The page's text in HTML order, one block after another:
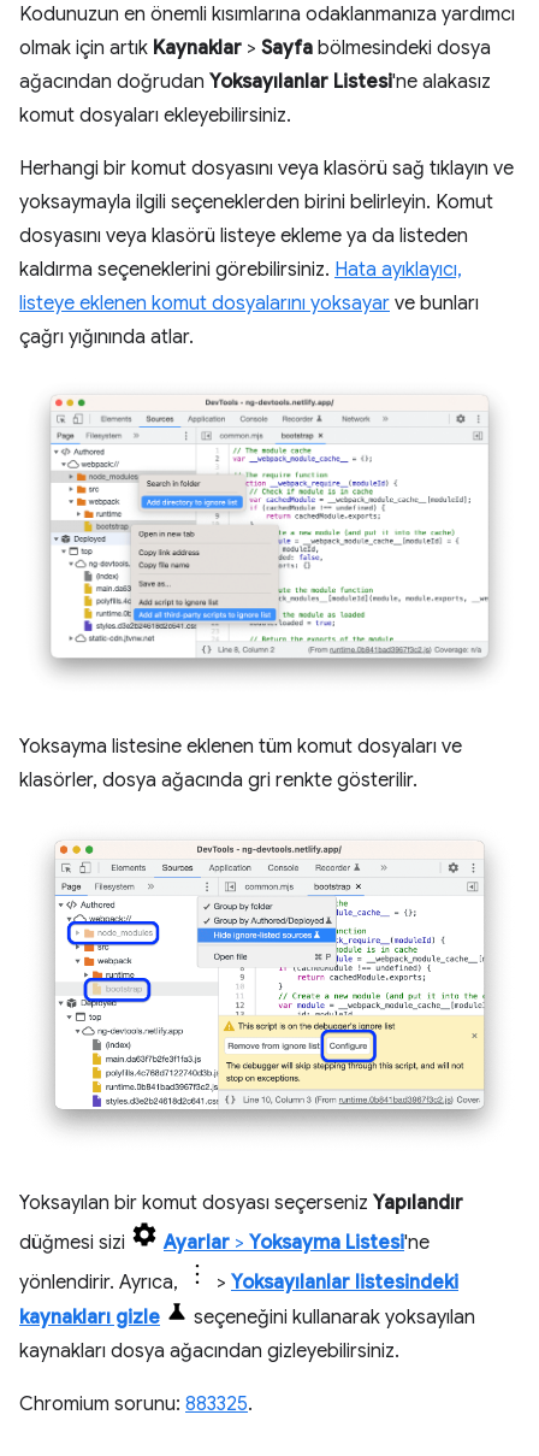
Kodunuzun en önemli kısımlarına odaklanmanıza yardımcı
olmak için artık Kaynaklar > Sayfa bölmesindeki dosya
ağacından doğrudan Yoksayılanlar Listesi'ne alakasız
komut dosyaları ekleyebilirsiniz.
Herhangi bir komut dosyasını veya klasörü sağ tıklayın ve
yoksaymayla ilgili seçeneklerden birini belirleyin. Komut
dosyasını veya klasörü listeye ekleme ya da listeden
kaldırma seçeneklerini görebilirsiniz. Hata ayıklayıcı,
listeye eklenen komut dosyalarını yoksayar ve bunları
çağrı yığınında atlar.
Yoksayma listesine eklenen tüm komut dosyaları ve
klasörler, dosya ağacında gri renkte gösterilir.
Yoksayılan bir komut dosyası seçerseniz Yapılandır
düğmesi sizi
Ayarlar > Yoksayma Listesi'ne
yönlendirir. Ayrıca,
> Yoksayılanlar listesindeki
kaynakları gizle
seçeneğini kullanarak yoksayılan
kaynakları dosya ağacından gizleyebilirsiniz.
Chromium sorunu: 883325.